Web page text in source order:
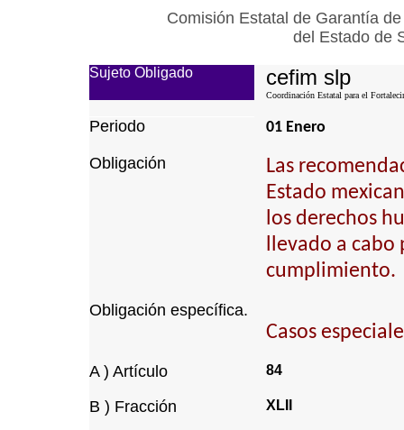
Comisión Estatal de Garantía
del Estado de
Sujeto Obligado cefim slp
Coordinación Estatal para el
Periodo 01 Enero
Obligación
Las
Estado
los derechos
llevado a cabo
cumplimiento.
Obligación específica.
Casos
A ) Artículo 84
B ) Fracción XLII